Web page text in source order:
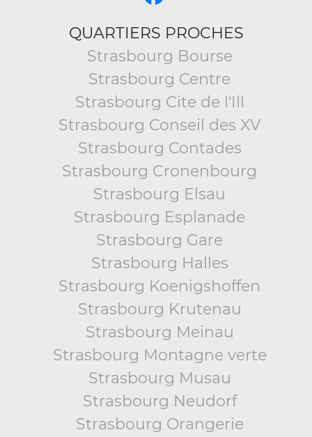
QUARTIERS PROCHES
Strasbourg Bourse
Strasbourg Centre
Strasbourg Cite de l'Ill
Strasbourg Conseil des XV
Strasbourg Contades
Strasbourg Cronenbourg
Strasbourg Elsau
Strasbourg Esplanade
Strasbourg Gare
Strasbourg Halles
Strasbourg Koenigshoffen
Strasbourg Krutenau
Strasbourg Meinau
Strasbourg Montagne verte
Strasbourg Musau
Strasbourg Neudorf
Strasbourg Orangerie